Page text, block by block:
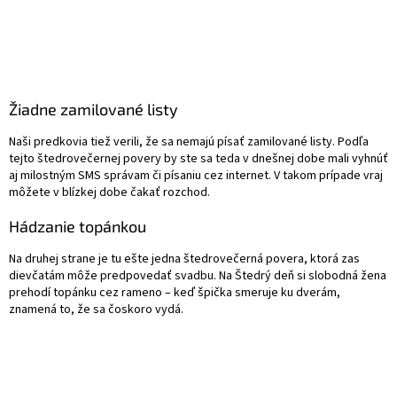
Žiadne zamilované listy
Naši predkovia tiež verili, že sa nemajú písať zamilované listy. Podľa
tejto štedrovečernej povery by ste sa teda v dnešnej dobe mali vyhnúť
aj milostným SMS správam či písaniu cez internet. V takom prípade vraj
môžete v blízkej dobe čakať rozchod.
Hádzanie topánkou
Na druhej strane je tu ešte jedna štedrovečerná povera, ktorá zas
dievčatám môže predpovedať svadbu. Na Štedrý deň si slobodná žena
prehodí topánku cez rameno – keď špička smeruje ku dverám,
znamená to, že sa čoskoro vydá.